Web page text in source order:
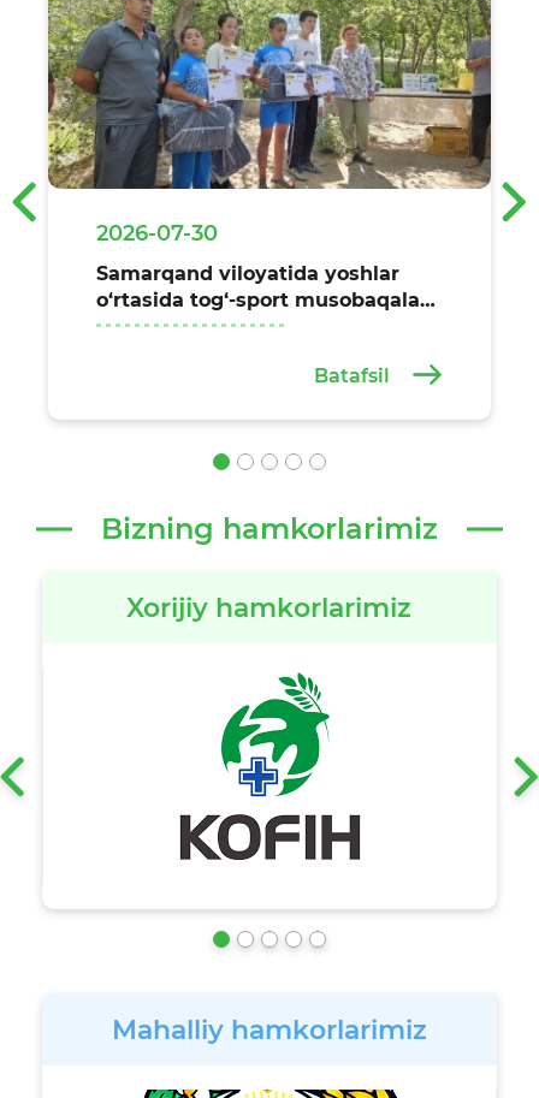
2026-07-30
Samarqand viloyatida yoshlar
o‘rtasida tog‘-sport musobaqalari
o‘tkazildi
Batafsil
‹ ›
Bizning hamkorlarimiz
Xorijiy hamkorlarimiz
‹ ›
Mahalliy hamkorlarimiz